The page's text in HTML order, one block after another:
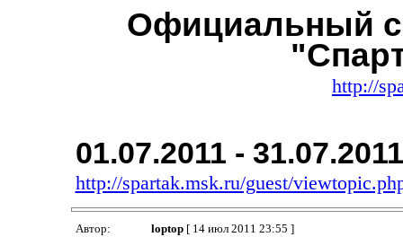
Официальный
http://
01.07.2011 - 31.07.2011
http://spartak.msk.ru/guest/
Автор: loptop[ 14 июл 2011 23:55 ]